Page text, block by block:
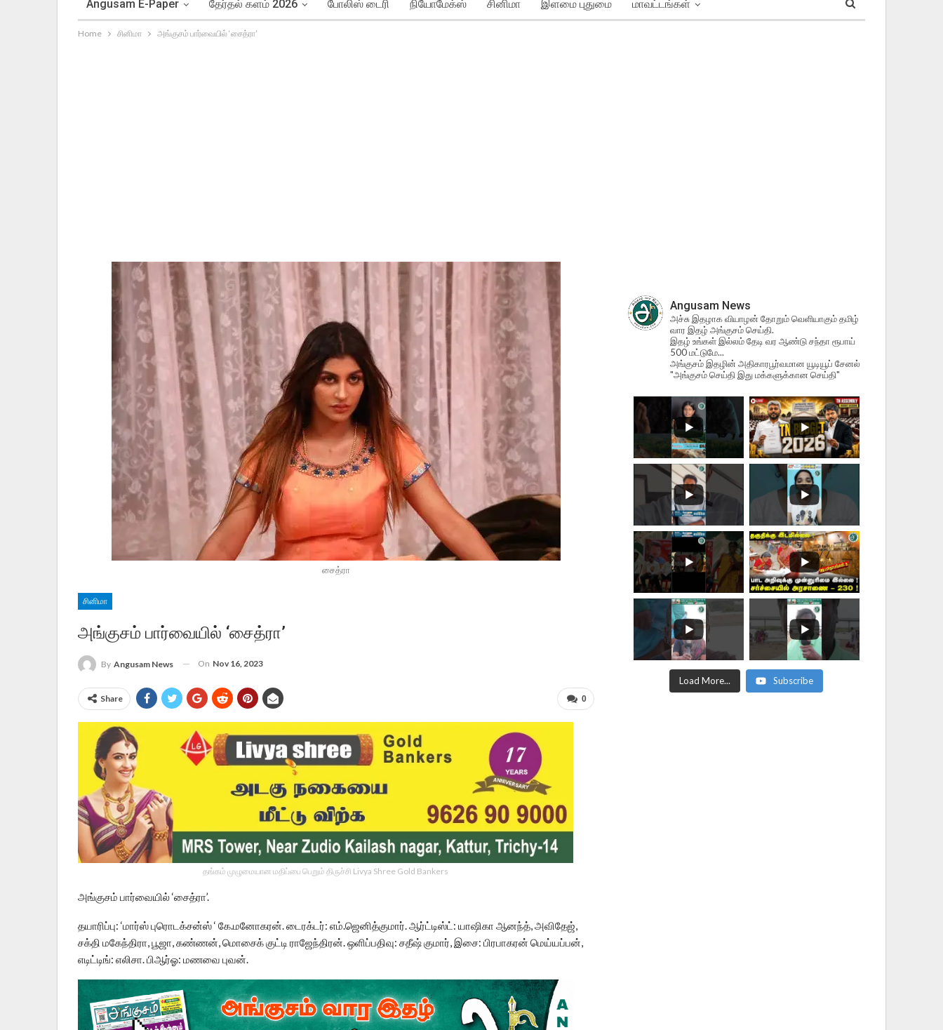
Angusam E-Paper தேர்தல் களம் 2026 போலிஸ் டைரி நியோமேக்ஸ் சினிமா இளமை புதுமை மாவட்டங்கள்
Home சினிமா அங்குசம் பார்வையில் ‘சைத்ரா’
சைத்ரா
சினிமா
அங்குசம் பார்வையில் ‘சைத்ரா’
By Angusam News On Nov 16, 2023
0
Share
தங்கம் முழுமையான மதிப்பை பெறும் திருச்சி Livya Shree Gold Bankers
அங்குசம் பார்வையில் ‘சைத்ரா’.
தயாரிப்பு: ‘மார்ஸ் புரொடக்சன்ஸ் ‘ கே.மனோகரன். டைரக்டர்: எம்.ஜெனித்குமார். ஆர்ட்டிஸ்ட்: யாஷிகா ஆனந்த், அவிதேஜ்,
சக்தி மகேந்திரா, பூஜா, கண்ணன், மொசைக் குட்டி ராஜேந்திரன். ஒளிப்பதிவு: சதீஷ் குமார், இசை: பிரபாகரன் மெய்யப்பன்,
எடிட்டிங்: எலிசா. பிஆர்ஓ: மணவை புவன்.
Angusam News
அச்சு இதழாக வியாழன் தோறும் வெளியாகும் தமிழ்
வார இதழ் அங்குசம் செய்தி.
இதழ் உங்கள் இல்லம் தேடி வர ஆண்டு சந்தா ரூபாய்
500 மட்டுமே...
அங்குசம் இதழின் அதிகாரபூர்வமான யூடியூப் சேனல்
"அங்குசம் செய்தி இது மக்களுக்கான செய்தி"
Load More... Subscribe